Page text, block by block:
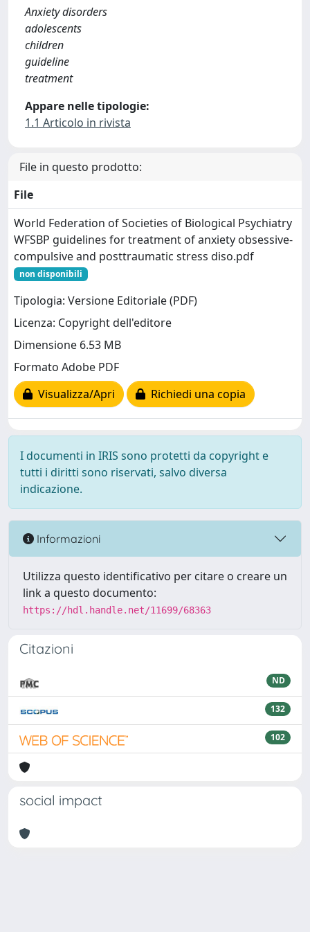
Anxiety disorders
adolescents
children
guideline
treatment
Appare nelle tipologie:
1.1 Articolo in rivista
File in questo prodotto:
File
World Federation of Societies of Biological Psychiatry
WFSBP guidelines for treatment of anxiety obsessive-
compulsive and posttraumatic stress diso.pdf
non disponibili
Tipologia: Versione Editoriale (PDF)
Licenza: Copyright dell'editore
Dimensione 6.53 MB
Formato Adobe PDF
Visualizza/Apri
Richiedi una copia
I documenti in IRIS sono protetti da copyright e
tutti i diritti sono riservati, salvo diversa
indicazione.
Informazioni
Utilizza questo identificativo per citare o creare un
link a questo documento:
https://hdl.handle.net/11699/68363
Citazioni
ND
132
102
social impact